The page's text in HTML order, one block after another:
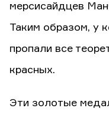
мерсисайдцев
Таким образом, у
пропали все
красных.
Эти золотые